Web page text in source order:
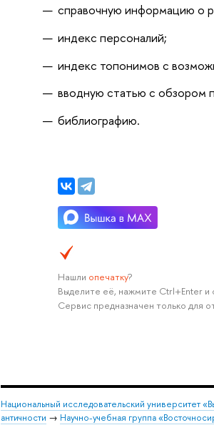
справочную информацию о
индекс персоналий;
индекс топонимов с
вводную статью с обзором
библиографию.
Нашли опечатку?
Выделите её, нажмите Ctrl+Enter и
Сервис предназначен только для
Национальный исследовательский университет
античности → Научно-учебная группа